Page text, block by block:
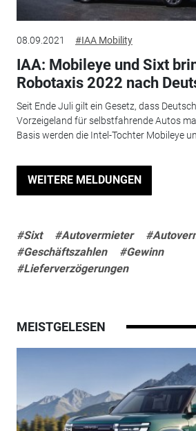
08.09.2021 #IAA Mobility
IAA: Mobileye und Sixt
Robotaxis 2022 nach
Seit Ende Juli gilt ein Gesetz, dass
Vorzeigeland für selbstfahrende Autos
Basis werden die Intel-Tochter Mobileye
WEITERE MELDUNGEN
#Sixt #Autovermieter
#Geschäftszahlen
#Gewinn
#Lieferverzögerungen
MEISTGELESEN